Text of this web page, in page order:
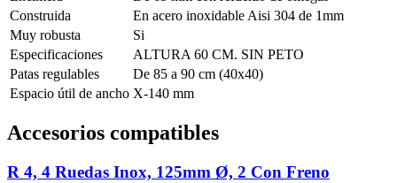
Construida
En acero inoxidable Aisi 304 de 1mm
Muy robusta
Si
Especificaciones
ALTURA 60 CM. SIN PETO
Patas regulables
De 85 a 90 cm (40x40)
Espacio útil de ancho X-140 mm
Accesorios compatibles
R 4, 4 Ruedas Inox, 125mm Ø, 2 Con Freno